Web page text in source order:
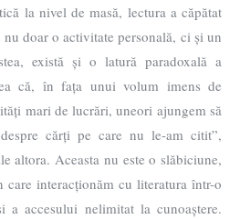
la nivel de masă, lectura a căpătat
doar o activitate personală, ci și un
există și o latură paradoxală a
că, în fața unui volum imens de
mari de lucrări, uneori ajungem să
cărți pe care nu le-am citit”,
altora. Aceasta nu este o slăbiciune,
interacționăm cu literatura într-o
a accesului nelimitat la cunoaștere.